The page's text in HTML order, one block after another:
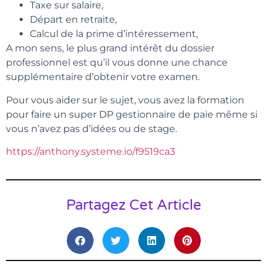
Taxe sur salaire,
Départ en retraite,
Calcul de la prime d’intéressement,
A mon sens, le plus grand intérêt du dossier
professionnel est qu’il vous donne une chance
supplémentaire d’obtenir votre examen.
Pour vous aider sur le sujet, vous avez la formation
pour faire un super DP gestionnaire de paie même si
vous n’avez pas d’idées ou de stage.
https://anthony.systeme.io/f9519ca3
Partagez Cet Article